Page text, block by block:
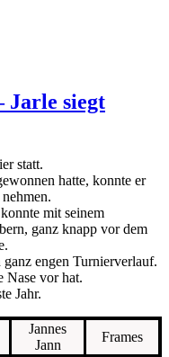
Jarle siegt
statt.
hatte, konnte er
mit seinem
ganz knapp vor dem
engen Turnierverlauf.
Nase vor hat.
Jahr.
Jannes
Jann
Frames